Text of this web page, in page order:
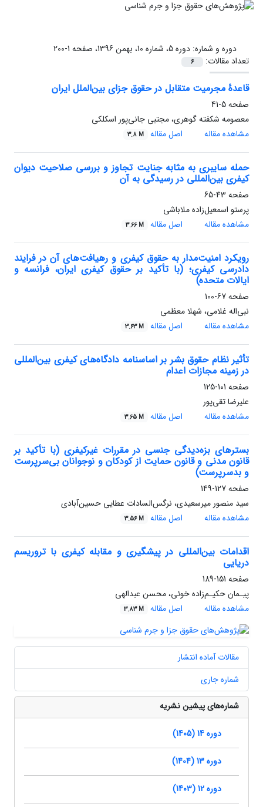
دوره و شماره:دوره 5، شماره 10، بهمن 1396، صفحه 1-200
تعداد مقالات:
6
قاعدۀ مجرمیت متقابل در حقوق جزای بین‌الملل ایران
صفحه5-41
معصومه شکفته گوهری، مجتبی جانی‌پور اسکلکی
مشاهده مقاله
اصل مقاله 3.8 M
حمله سایبری به مثابه جنایت تجاوز و بررسی صلاحیت دیوان
کیفری بین‌المللی در رسیدگی به آن
صفحه 43-65
پرستو اسمعیل‌زاده ملاباشی
مشاهده مقاله
اصل مقاله 3.66 M
رویکرد امنیت‌مدار به حقوق کیفری‌ و رهیافت‌های آن در فرایند‌
دادرسی کیفری؛ (با تأکید بر حقوق کیفری ایران، فرانسه و
ایالات متحده)
صفحه67-100
نبی‌اله غلامی، شهلا معظمی
مشاهده مقاله
اصل مقاله 3.63 M
تأثیر نظام حقوق بشر بر اساسنامه دادگاه‌های کیفری بین‌المللی
در زمینه مجازات اعدام
صفحه 101-125
علیرضا تقی‌پور
مشاهده مقاله
اصل مقاله 3.65 M
بسترهای بزه‌دیدگی جنسی در مقررات غیرکیفری (با تأکید بر
قانون مدنی و قانون حمایت از کودکان و نوجوانان بی‌سرپرست
و بدسرپرست)
صفحه127-149
سید منصور میرسعیدی، نرگس‌السادات عطایی حسین‌آبادی
مشاهده مقاله
اصل مقاله 3.56 M
اقدامات بین‌المللی در پیشگیری و مقابله کیفری با تروریسم
دریایی
صفحه 151-189
پیـمان حکیـم‌زاده خوئی، محسن عبدالهی
مشاهده مقاله
اصل مقاله 3.83 M
مقالات آماده انتشار
شماره جاری
شماره‌های پیشین نشریه
دوره 14 (1405)
دوره 13 (1404)
دوره 12 (1403)